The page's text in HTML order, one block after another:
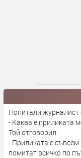
Попитали журналист
- Каква е приликата
Той отговорил:
- Приликата е съвсем
помитат всичко по